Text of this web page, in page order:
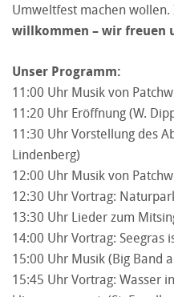
Umweltfest machen wollen.
willkommen – wir freuen
Unser Programm:
11:00 Uhr Musik von
11:20 Uhr Eröffnung (W.
11:30 Uhr Vorstellung des
Lindenberg)
12:00 Uhr Musik von
12:30 Uhr Vortrag:
13:30 Uhr Lieder zum
14:00 Uhr Vortrag: Seegras
15:00 Uhr Musik (Big Band
15:45 Uhr Vortrag: Wasser